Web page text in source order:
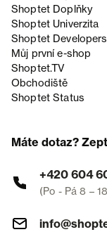
Shoptet Doplňky
Shoptet Univerzita
Shoptet Developers
Můj první e-shop
Shoptet.TV
Obchodiště
Shoptet Status
Máte dotaz?
+420 604
(Po - Pá 8 –